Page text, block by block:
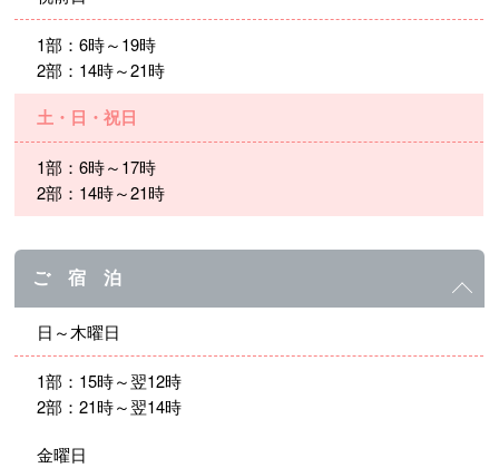
1部：6時～19時
2部：14時～21時
土・日・祝日
1部：6時～17時
2部：14時～21時
ご 宿 泊
日～木曜日
1部：15時～翌12時
2部：21時～翌14時
金曜日